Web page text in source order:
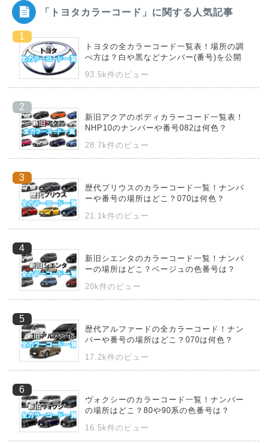
「トヨタカラーコード」に関する人気記事
トヨタの全カラーコード一覧表！場所の調
べ方は？白や黒などナンバー(番号)を公開
93.5k件のビュー
新旧アクアのボディカラーコード一覧表！
NHP10のナンバーや番号082は何色？
28.7k件のビュー
歴代プリウスのカラーコード一覧！ナンバ
ーや番号の場所はどこ？070は何色？
21.1k件のビュー
新旧シエンタのカラーコード一覧！ナンバ
ーの場所はどこ？ベージュの色番号は？
20k件のビュー
歴代アルファードの全カラーコード！ナン
バーや番号の場所はどこ？070は何色？
17.2k件のビュー
ヴォクシーのカラーコード一覧！ナンバー
の場所はどこ？80や90系の色番号は？
16.5k件のビュー